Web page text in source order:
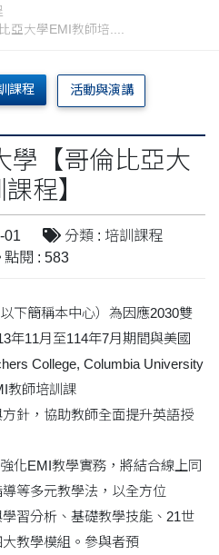
亞大學EMI教師培....
課程 活動與演講
學【哥倫比亞大
程】
01
分類 : 培訓課程
點閱 : 583
下簡稱本中心）為因應2030雙
年11月至114年7月期間與美國
College, Columbia University
教師培訓課
針，協助教師全面提升英語授
化EMI教學實務，將結合線上同
等多元教學法，以全方位
習分析、基礎教學技能、21世
教學模組。參與者預